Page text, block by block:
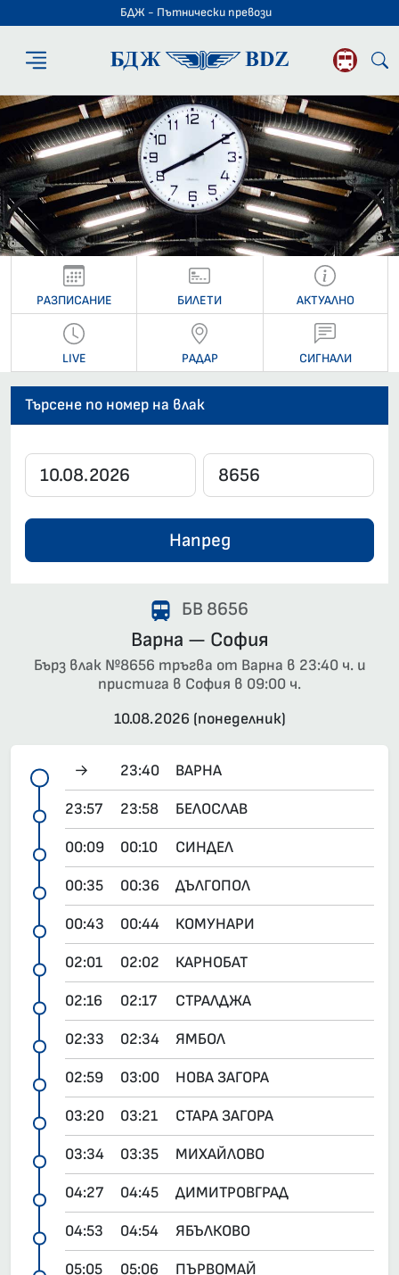
БДЖ - Пътнически превози
БДЖ -
РАЗПИСАНИЕ БИЛЕТИ АКТУАЛНО
LIVE РАДАР СИГНАЛИ
Търсене по номер на влак
Напред
БВ 8656
Варна — София
Бърз влак №8656 тръгва от Варна в 23:40 ч. и
пристига в София в 09:00 ч.
10.08.2026 (понеделник)
→ 23:40 ВАРНА
23:57 23:58 БЕЛОСЛАВ
00:09 00:10 СИНДЕЛ
00:35 00:36 ДЪЛГОПОЛ
00:43 00:44 КОМУНАРИ
02:01 02:02 КАРНОБАТ
02:16 02:17 СТРАЛДЖА
02:33 02:34 ЯМБОЛ
02:59 03:00 НОВА ЗАГОРА
03:20 03:21 СТАРА ЗАГОРА
03:34 03:35 МИХАЙЛОВО
04:27 04:45 ДИМИТРОВГРАД
04:53 04:54 ЯБЪЛКОВО
05:05 05:06 ПЪРВОМАЙ